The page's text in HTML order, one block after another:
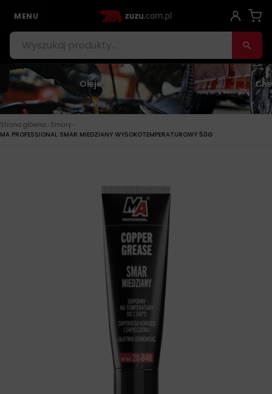
MENU
Oleje
Strona główna › Smary ›
MA PROFESSIONAL SMAR MIEDZIANY WYSOKOTEMPERATUROWY 50G